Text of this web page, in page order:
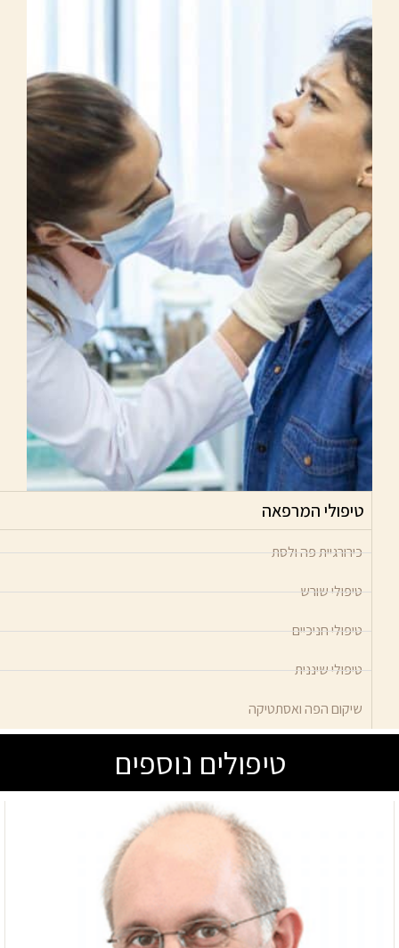
טיפולי המרפאה
כירורגיית פה ולסת
טיפולי שורש
טיפולי חניכיים
טיפולי שיננית
שיקום הפה ואסתטיקה
טיפולים נוספים